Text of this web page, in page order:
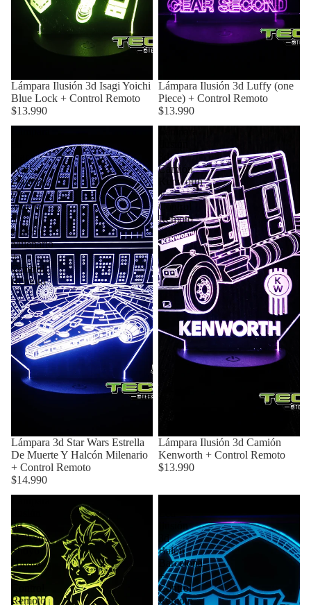
Lámpara Ilusión 3d Isagi Yoichi
Blue Lock + Control Remoto
$13.990
Lámpara Ilusión 3d Luffy (one
Piece) + Control Remoto
$13.990
Wars
Estrella
De
Muerte
Y
Halcón
Milenario
+
Control
Remoto
Lámpara 3d Star Wars Estrella
De Muerte Y Halcón Milenario
+ Control Remoto
$14.990
3d
Camión
Kenworth
+
Control
Remoto
Lámpara Ilusión 3d Camión
Kenworth + Control Remoto
$13.990
3d
Haikyuu
Shoyo
Hinata
+
Remoto
Ilusión
3d
Balón
Barcelona
+
Control
Remoto